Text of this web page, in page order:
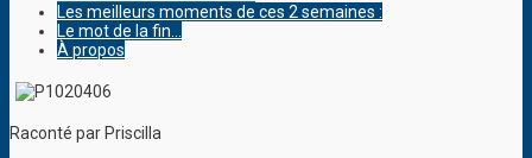
Les meilleurs moments de ces 2 semaines :
Le mot de la fin...
À propos
Raconté par Priscilla